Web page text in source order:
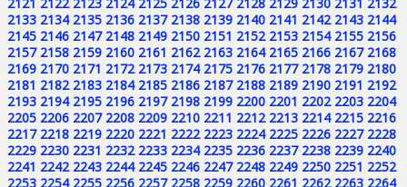
2133 2134 2135 2136 2137 2138 2139 2140 2141 2142 2143 2144
2145 2146 2147 2148 2149 2150 2151 2152 2153 2154 2155 2156
2157 2158 2159 2160 2161 2162 2163 2164 2165 2166 2167 2168
2169 2170 2171 2172 2173 2174 2175 2176 2177 2178 2179 2180
2181 2182 2183 2184 2185 2186 2187 2188 2189 2190 2191 2192
2193 2194 2195 2196 2197 2198 2199 2200 2201 2202 2203 2204
2205 2206 2207 2208 2209 2210 2211 2212 2213 2214 2215 2216
2217 2218 2219 2220 2221 2222 2223 2224 2225 2226 2227 2228
2229 2230 2231 2232 2233 2234 2235 2236 2237 2238 2239 2240
2241 2242 2243 2244 2245 2246 2247 2248 2249 2250 2251 2252
2253 2254 2255 2256 2257 2258 2259 2260 2261 2262 2263 2264